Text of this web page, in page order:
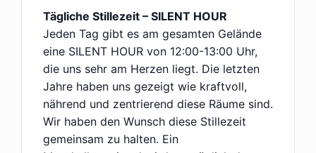
Tägliche Stillezeit – SILENT HOUR
Jeden Tag gibt es am gesamten Gelände
eine SILENT HOUR von 12:00-13:00 Uhr,
die uns sehr am Herzen liegt. Die letzten
Jahre haben uns gezeigt wie kraftvoll,
nährend und zentrierend diese Räume sind.
Wir haben den Wunsch diese Stillezeit
gemeinsam zu halten. Ein